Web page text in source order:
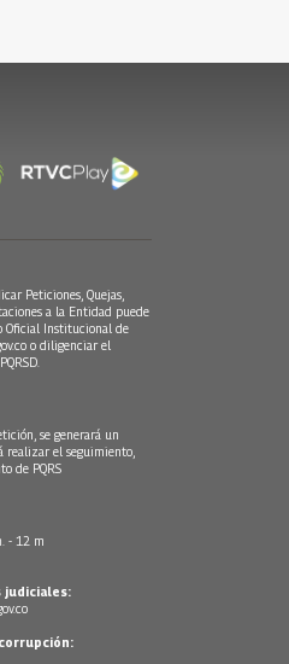
Peticiones, Quejas,
a la Entidad puede
Oficial Institucional de
o diligenciar el
se generará un
realizar el seguimiento,
de PQRS
- 12 m
judiciales: